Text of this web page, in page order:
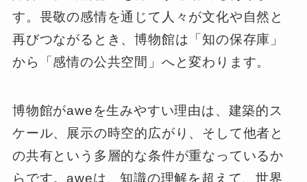
す。畏敬の感情を通じて人々が文化や自然と
再びつながるとき、博物館は「知の保存庫」
から「感情の公共空間」へと変わります。
博物館がaweを生みやすい理由は、建築的ス
ケール、展示の時空的広がり、そして他者と
の共有という多層的な条件が重なっているか
らです。aweは、知識の理解を超えて、世界